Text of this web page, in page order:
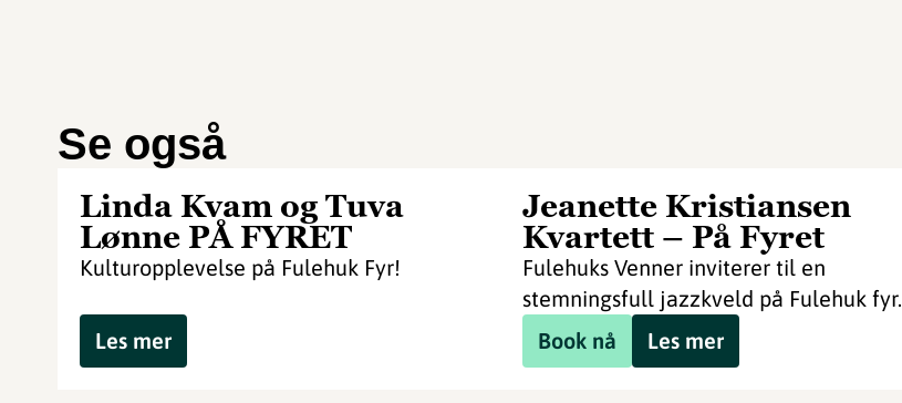
Se også
Linda Kvam og Tuva
Lønne PÅ FYRET
Kulturopplevelse på Fulehuk Fyr!
Les mer
Jeanette Kristiansen
Kvartett – På Fyret
Fulehuks Venner inviterer til en
stemningsfull jazzkveld på Fulehuk fyr.
Book nå
Les mer